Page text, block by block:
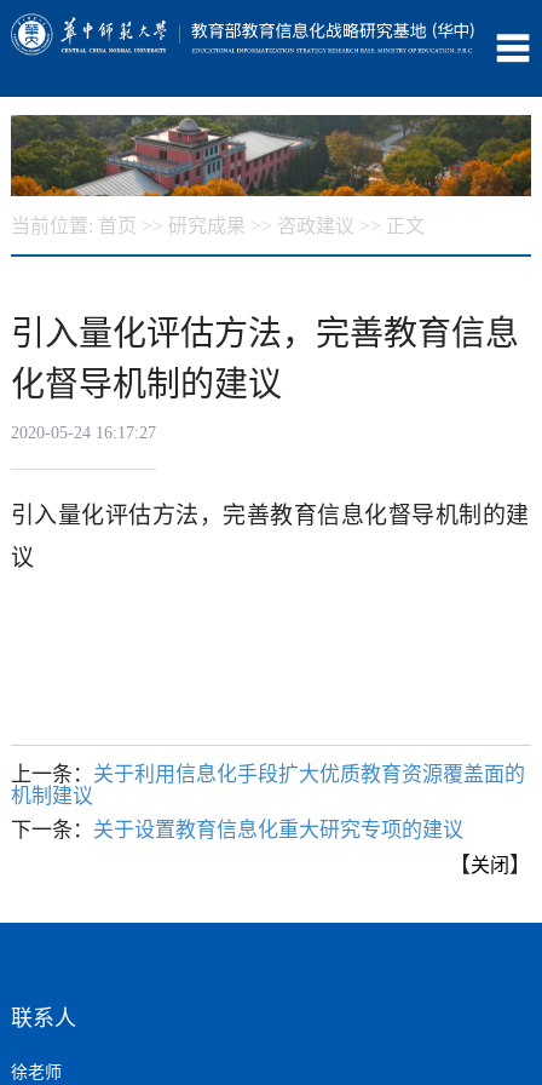
当前位置: 首页 >> 研究成果 >> 咨政建议 >> 正文
引入量化评估方法，完善教育信息
化督导机制的建议
2020-05-24 16:17:27
引入量化评估方法，完善教育信息化督导机制的建
议
上一条： 关于利用信息化手段扩大优质教育资源覆盖面的
机制建议
下一条： 关于设置教育信息化重大研究专项的建议
【关闭 】
联系人
徐老师